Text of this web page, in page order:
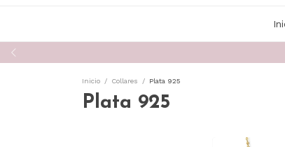
Inicio / Collares / Plata 925
Plata 925